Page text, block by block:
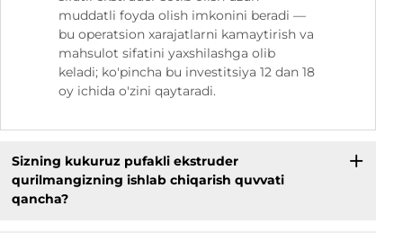
muddatli foyda olish imkonini beradi —
bu operatsion xarajatlarni kamaytirish va
mahsulot sifatini yaxshilashga olib
keladi; ko'pincha bu investitsiya 12 dan 18
oy ichida o'zini qaytaradi.
Sizning kukuruz pufakli ekstruder
qurilmangizning ishlab chiqarish quvvati
qancha?